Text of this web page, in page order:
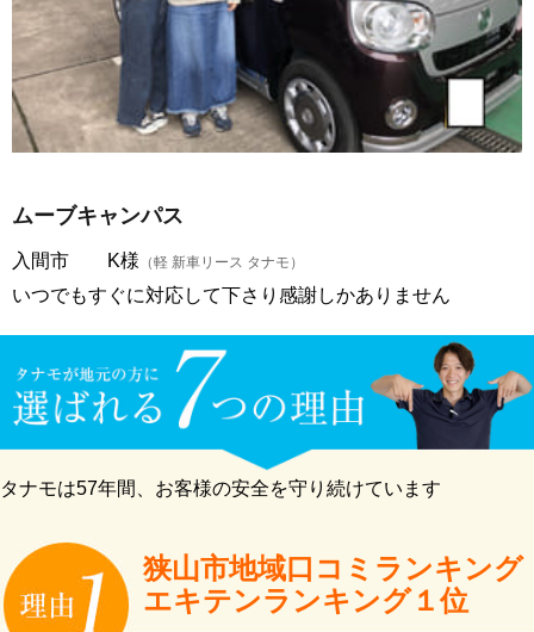
ムーブキャンパス
入間市 K様 （軽 新車リース タナモ）
いつでもすぐに対応して下さり感謝しかありません
タナモは57年間、お客様の安全を守り続けています
狭山市地域口コミランキング
エキテンランキング１位